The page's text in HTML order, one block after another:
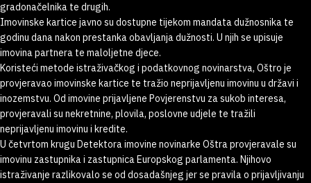
gradonačelnika te drugih.
Imovinske kartice javno su dostupne tijekom mandata dužnosnika te
godinu dana nakon prestanka obavljanja dužnosti. U njih se upisuje
imovina partnera te maloljetne djece.
Koristeći metode istraživačkog i podatkovnog novinarstva, Oštro je
provjeravao imovinske kartice te tražio neprijavljenu imovinu u državi i
inozemstvu. Od imovine prijavljene Povjerenstvu za sukob interesa,
provjeravali su nekretnine, plovila, poslovne udjele te tražili
neprijavljenu imovinu i kredite.
U četvrtom krugu Detektora imovine novinarke Oštra provjeravale su
imovinu zastupnika i zastupnica Europskog parlamenta. Njihovo
istraživanje razlikovalo se od dosadašnjeg jer se pravila o prijavljivanju